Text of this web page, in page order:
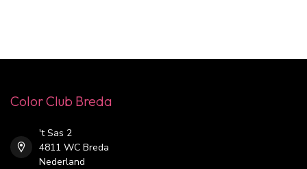
Color Club Breda
't Sas 2
4811 WC Breda
Nederland